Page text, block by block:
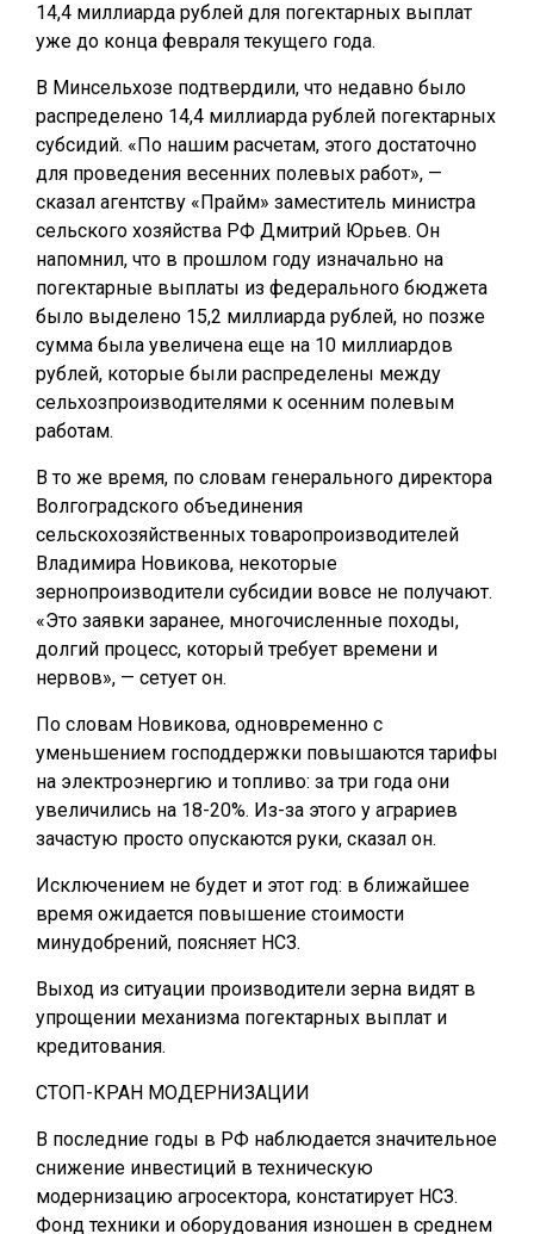
14,4 миллиарда рублей для погектарных выплат
уже до конца февраля текущего года.
В Минсельхозе подтвердили, что недавно было
распределено 14,4 миллиарда рублей погектарных
субсидий. «По нашим расчетам, этого достаточно
для проведения весенних полевых работ», —
сказал агентству «Прайм» заместитель министра
сельского хозяйства РФ Дмитрий Юрьев. Он
напомнил, что в прошлом году изначально на
погектарные выплаты из федерального бюджета
было выделено 15,2 миллиарда рублей, но позже
сумма была увеличена еще на 10 миллиардов
рублей, которые были распределены между
сельхозпроизводителями к осенним полевым
работам.
В то же время, по словам генерального директора
Волгоградского объединения
сельскохозяйственных товаропроизводителей
Владимира Новикова, некоторые
зернопроизводители субсидии вовсе не получают.
«Это заявки заранее, многочисленные походы,
долгий процесс, который требует времени и
нервов», — сетует он.
По словам Новикова, одновременно с
уменьшением господдержки повышаются тарифы
на электроэнергию и топливо: за три года они
увеличились на 18-20%. Из-за этого у аграриев
зачастую просто опускаются руки, сказал он.
Исключением не будет и этот год: в ближайшее
время ожидается повышение стоимости
минудобрений, поясняет НСЗ.
Выход из ситуации производители зерна видят в
упрощении механизма погектарных выплат и
кредитования.
СТОП-КРАН МОДЕРНИЗАЦИИ
В последние годы в РФ наблюдается значительное
снижение инвестиций в техническую
модернизацию агросектора, констатирует НСЗ.
Фонд техники и оборудования изношен в среднем